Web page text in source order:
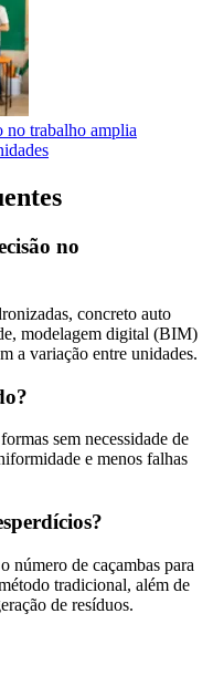
no trabalho amplia
no
concreto auto
modelagem digital (BIM)
a variação entre unidades.
sem necessidade de
e menos falhas
número de caçambas para
tradicional, além de
de resíduos.